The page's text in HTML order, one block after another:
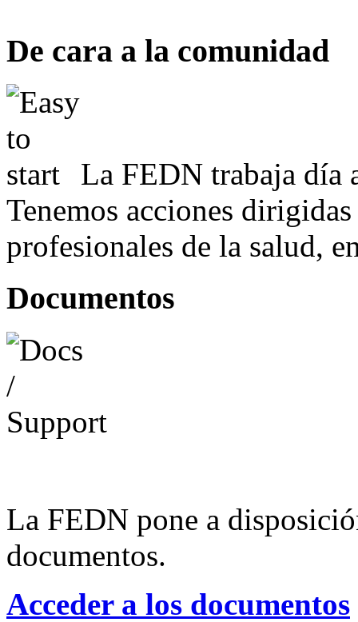
De cara a la comunidad
La FEDN trabaja día
Tenemos acciones
profesionales de la salud,
Documentos
La FEDN pone a
documentos.
Acceder a los documentos